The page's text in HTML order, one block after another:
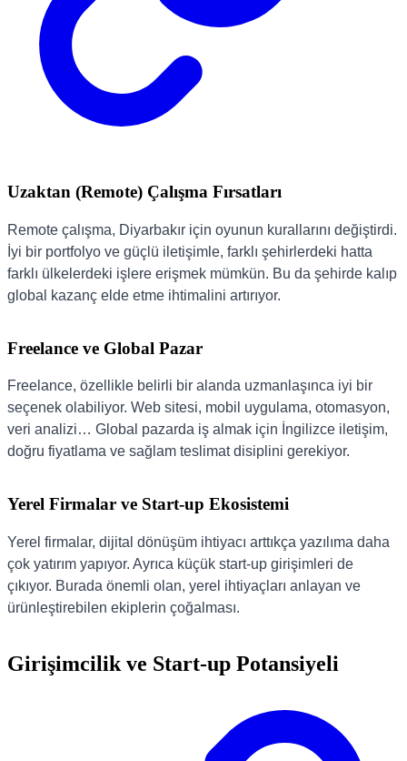
Uzaktan (Remote) Çalışma Fırsatları
Remote çalışma, Diyarbakır için oyunun kurallarını değiştirdi.
İyi bir portfolyo ve güçlü iletişimle, farklı şehirlerdeki hatta
farklı ülkelerdeki işlere erişmek mümkün. Bu da şehirde kalıp
global kazanç elde etme ihtimalini artırıyor.
Freelance ve Global Pazar
Freelance, özellikle belirli bir alanda uzmanlaşınca iyi bir
seçenek olabiliyor. Web sitesi, mobil uygulama, otomasyon,
veri analizi… Global pazarda iş almak için İngilizce iletişim,
doğru fiyatlama ve sağlam teslimat disiplini gerekiyor.
Yerel Firmalar ve Start-up Ekosistemi
Yerel firmalar, dijital dönüşüm ihtiyacı arttıkça yazılıma daha
çok yatırım yapıyor. Ayrıca küçük start-up girişimleri de
çıkıyor. Burada önemli olan, yerel ihtiyaçları anlayan ve
ürünleştirebilen ekiplerin çoğalması.
Girişimcilik ve Start-up Potansiyeli